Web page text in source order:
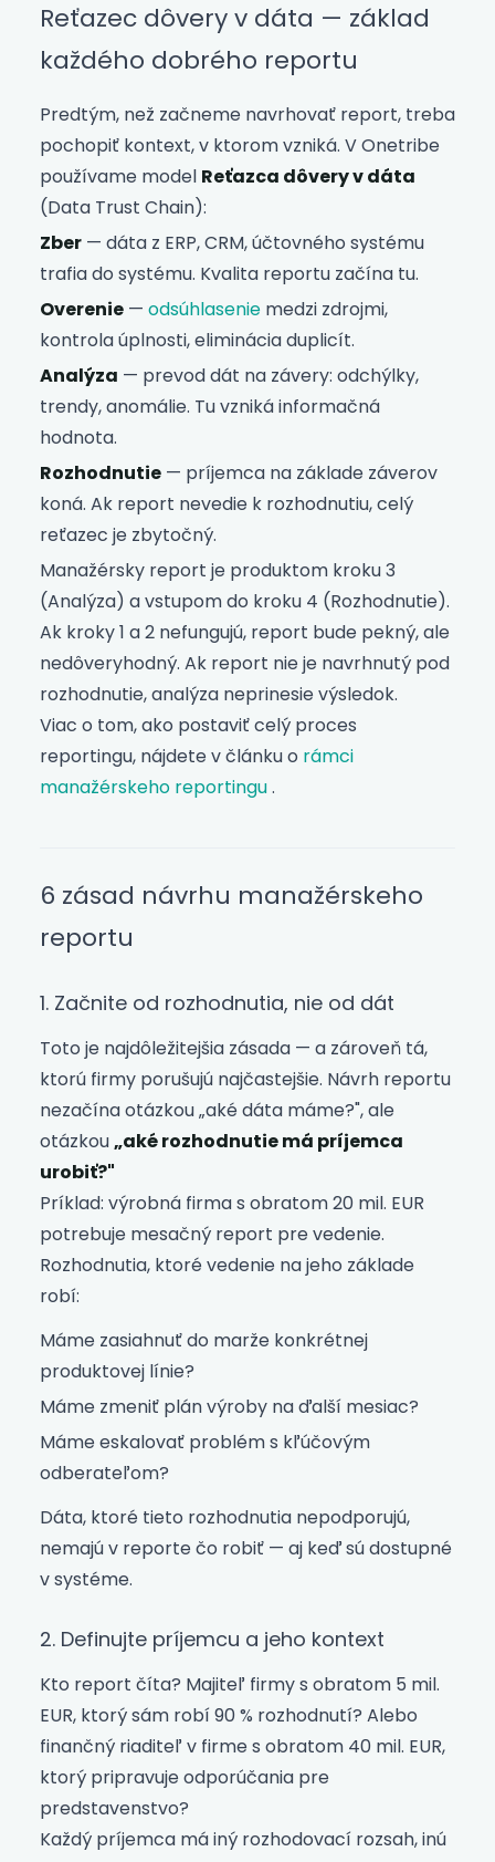
Reťazec dôvery v dáta — základ
každého dobrého reportu
Predtým, než začneme navrhovať report, treba
pochopiť kontext, v ktorom vzniká. V Onetribe
používame model Reťazca dôvery v dáta
(Data Trust Chain):
Zber — dáta z ERP, CRM, účtovného systému
trafia do systému. Kvalita reportu začína tu.
Overenie — odsúhlasenie medzi zdrojmi,
kontrola úplnosti, eliminácia duplicít.
Analýza — prevod dát na závery: odchýlky,
trendy, anomálie. Tu vzniká informačná
hodnota.
Rozhodnutie — príjemca na základe záverov
koná. Ak report nevedie k rozhodnutiu, celý
reťazec je zbytočný.
Manažérsky report je produktom kroku 3
(Analýza) a vstupom do kroku 4 (Rozhodnutie).
Ak kroky 1 a 2 nefungujú, report bude pekný, ale
nedôveryhodný. Ak report nie je navrhnutý pod
rozhodnutie, analýza neprinesie výsledok.
Viac o tom, ako postaviť celý proces
reportingu, nájdete v článku o rámci
manažérskeho reportingu.
6 zásad návrhu manažérskeho
reportu
1. Začnite od rozhodnutia, nie od dát
Toto je najdôležitejšia zásada — a zároveň tá,
ktorú firmy porušujú najčastejšie. Návrh reportu
nezačína otázkou „aké dáta máme?", ale
otázkou„aké rozhodnutie má príjemca
urobiť?"
Príklad: výrobná firma s obratom 20 mil. EUR
potrebuje mesačný report pre vedenie.
Rozhodnutia, ktoré vedenie na jeho základe
robí:
Máme zasiahnuť do marže konkrétnej
produktovej línie?
Máme zmeniť plán výroby na ďalší mesiac?
Máme eskalovať problém s kľúčovým
odberateľom?
Dáta, ktoré tieto rozhodnutia nepodporujú,
nemajú v reporte čo robiť — aj keď sú dostupné
v systéme.
2. Definujte príjemcu a jeho kontext
Kto report číta? Majiteľ firmy s obratom 5 mil.
EUR, ktorý sám robí 90 % rozhodnutí? Alebo
finančný riaditeľ v firme s obratom 40 mil. EUR,
ktorý pripravuje odporúčania pre
predstavenstvo?
Každý príjemca má iný rozhodovací rozsah, inú